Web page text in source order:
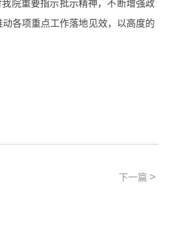
我院重要指示批示精神， 不断增强政
动各项重点工作落地见效，以高度的
下一篇 >